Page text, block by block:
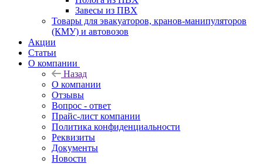
Завесы из ПВХ
Товары для эвакуаторов, кранов-манипуляторов
(КМУ) и автовозов
Акции
Статьи
О компании
Назад
О компании
Отзывы
Вопрос - ответ
Прайс-лист компании
Политика конфиденциальности
Реквизиты
Документы
Новости